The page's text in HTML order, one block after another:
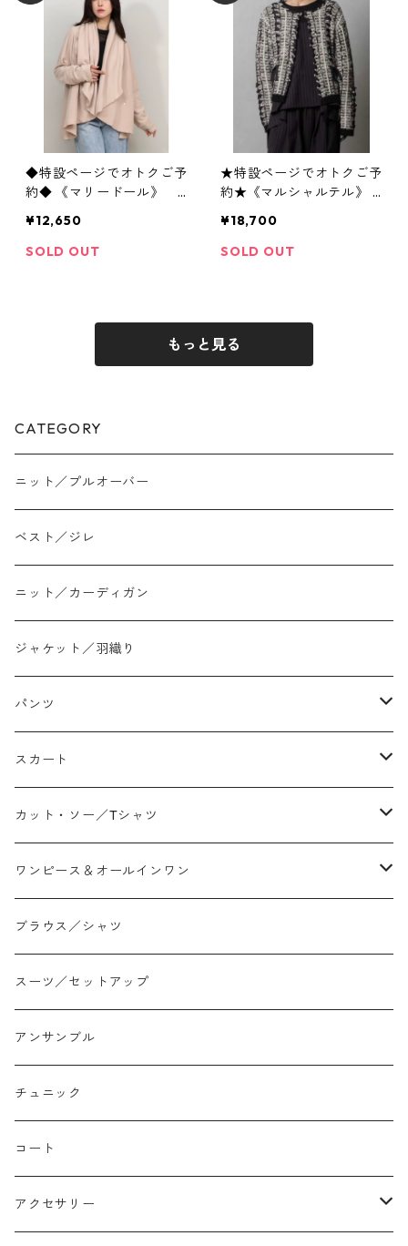
◆特設ページでオトクご予
約◆ 《マリードール》
an 25499 maried’or 260
9-004
¥12,650
SOLD OUT
★特設ページでオトクご予
約★《マルシャルテル》 T
T 264 KN 333 marechal t
erre 2609
¥18,700
SOLD OUT
もっと見る
CATEGORY
ニット／プルオーバー
ベスト／ジレ
ニット／カーディガン
ジャケット／羽織り
パンツ
テーパード
ワイド
スリム/スキニー
ジョガー
イージーパンツ/履き込み
コクーン/バレル/カーブ
ストレート
スカート
ストレート/タイト
フレア
アシンメトリー/切り替え
プリント柄
チェック
リバーシブル
バルーン
カット・ソー／Tシャツ
Tシャツ
ロンtee
ノースリーブ
ワンピース＆オールインワン
ワンピース
ジャンスカ
サロペット オールインワン
ブラウス／シャツ
スーツ／セットアップ
アンサンブル
チュニック
コート
アクセサリー